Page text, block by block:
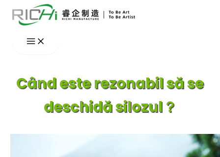
Skip
Când este rezonabil să se
deschidă silozul？